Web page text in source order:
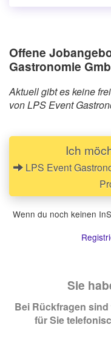
Offene
Gastronomie
Aktuell gibt es keine
von LPS Event
Ich
LPS Event
Wenn du noch keinen
Sie
Bei Rückfragen
für Sie